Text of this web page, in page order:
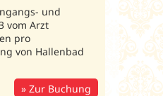
und
vom Arzt
pro
von Hallenbad
Zur Buchung